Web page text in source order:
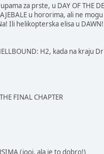
za prste, u DAY OF THE
u hororima, ali ne
Ili helikopterska elisa u
H2, kada na kraju
FINAL CHAPTER
(jooj, ala je to dobro!)